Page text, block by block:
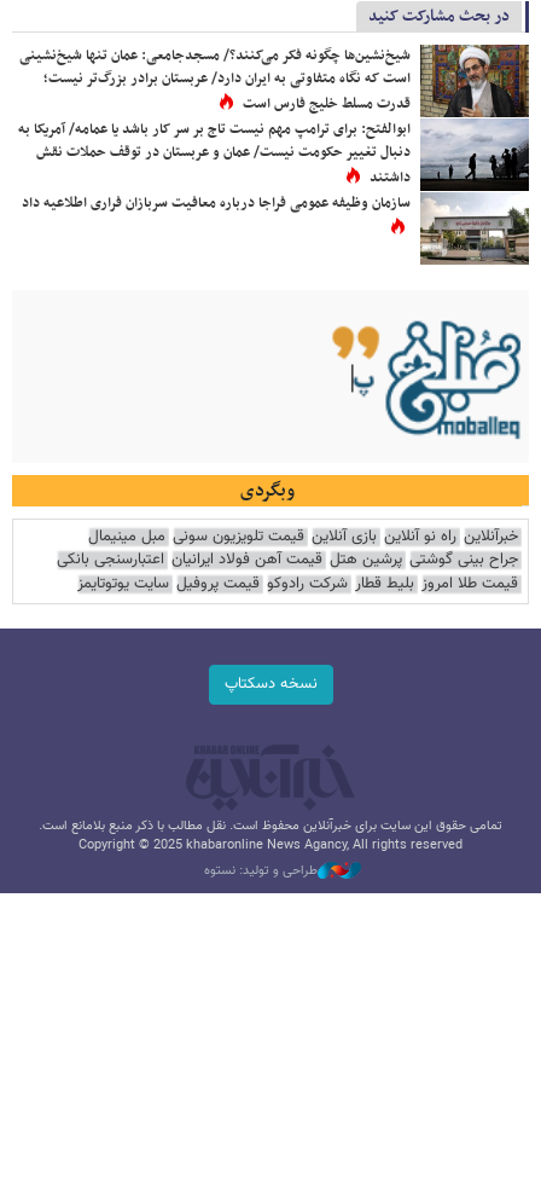
در بحث مشارکت کنید
شیخ‌نشین‌ها چگونه فکر می‌کنند؟/ مسجدجامعی: عمان تنها شیخ‌نشینی
است که نگاه متفاوتی به ایران دارد/ عربستان برادر بزرگ‌تر نیست؛
قدرت مسلط خلیج فارس است
ابوالفتح: برای ترامپ مهم نیست تاج بر سر کار باشد یا عمامه/ آمریکا به
دنبال تغییر حکومت نیست/ عمان و عربستان در توقف حملات نقش
داشتند
سازمان وظیفه عمومی فراجا درباره معافیت سربازان فراری اطلاعیه داد
وبگردی
خبرآنلاین راه نو آنلاین بازی آنلاین قیمت تلویزیون سونی مبل مینیمال
جراح بینی گوشتی پرشین هتل قیمت آهن فولاد ایرانیان اعتبارسنجی بانکی
قیمت طلا امروز بلیط قطار شرکت رادوکو قیمت پروفیل سایت یوتوتایمز
نسخه دسکتاپ
تمامی حقوق این سایت برای خبرآنلاین محفوظ است. نقل مطالب با ذکر منبع بلامانع است.
Copyright © 2025 khabaronline News Agancy, All rights reserved
طراحی و تولید: نستوه